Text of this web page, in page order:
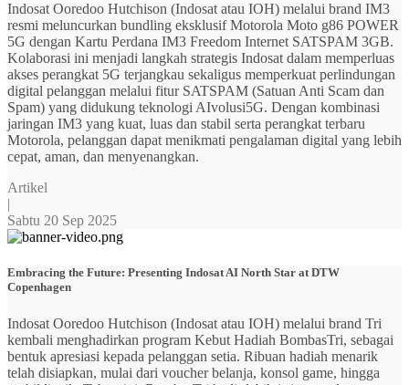
Indosat Ooredoo Hutchison (Indosat atau IOH) melalui brand IM3
resmi meluncurkan bundling eksklusif Motorola Moto g86 POWER
5G dengan Kartu Perdana IM3 Freedom Internet SATSPAM 3GB.
Kolaborasi ini menjadi langkah strategis Indosat dalam memperluas
akses perangkat 5G terjangkau sekaligus memperkuat perlindungan
digital pelanggan melalui fitur SATSPAM (Satuan Anti Scam dan
Spam) yang didukung teknologi AIvolusi5G. Dengan kombinasi
jaringan IM3 yang kuat, luas dan stabil serta perangkat terbaru
Motorola, pelanggan dapat menikmati pengalaman digital yang lebih
cepat, aman, dan menyenangkan.
Artikel
|
Sabtu 20 Sep 2025
Embracing the Future: Presenting Indosat AI North Star at DTW
Copenhagen
Indosat Ooredoo Hutchison (Indosat atau IOH) melalui brand Tri
kembali menghadirkan program Kebut Hadiah BombasTri, sebagai
bentuk apresiasi kepada pelanggan setia. Ribuan hadiah menarik
telah disiapkan, mulai dari voucher belanja, konsol game, hingga